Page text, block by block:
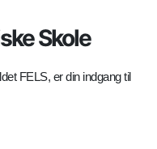
Skole
FELS, er din indgang til